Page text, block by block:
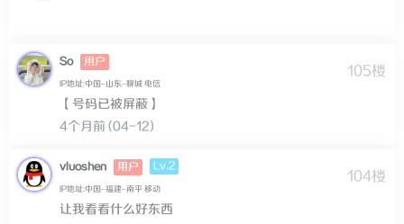
105楼
So 用户
IP地址:中国–山东–聊城 电信
【号码已被屏蔽】
4个月前 (04-12)
104楼
vluoshen 用户 Lv.2
IP地址:中国–福建–南平 移动
让我看看什么好东西